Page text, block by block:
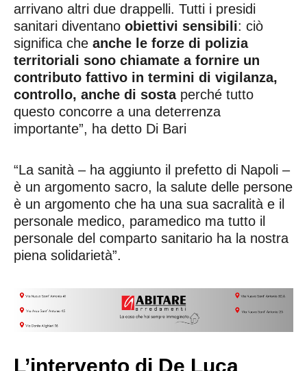
arrivano altri due drappelli. Tutti i presidi
sanitari diventano obiettivi sensibili: ciò
significa che anche le forze di polizia
territoriali sono chiamate a fornire un
contributo fattivo in termini di vigilanza,
controllo, anche di sostaperché tutto
questo concorre a una deterrenza
importante”, ha detto Di Bari
“La sanità – ha aggiunto il prefetto di Napoli –
è un argomento sacro, la salute delle persone
è un argomento che ha una sua sacralità e il
personale medico, paramedico ma tutto il
personale del comparto sanitario ha la nostra
piena solidarietà”.
L’intervento di De Luca